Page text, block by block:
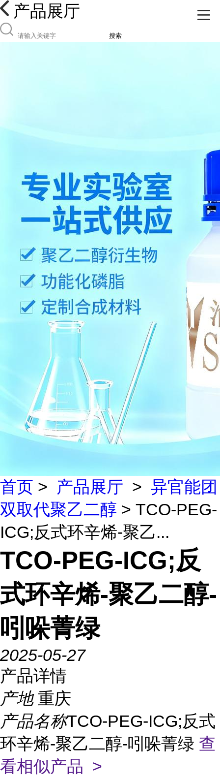
产品展厅
搜索
首页 > 产品展厅 > 异官能团
双取代聚乙二醇 > TCO-PEG-
ICG;反式环辛烯-聚乙...
TCO-PEG-ICG;反
式环辛烯-聚乙二醇-
吲哚菁绿
2025-05-27
产品详情
产地 重庆
产品名称TCO-PEG-ICG;反式
环辛烯-聚乙二醇-吲哚菁绿 查
看相似产品 >